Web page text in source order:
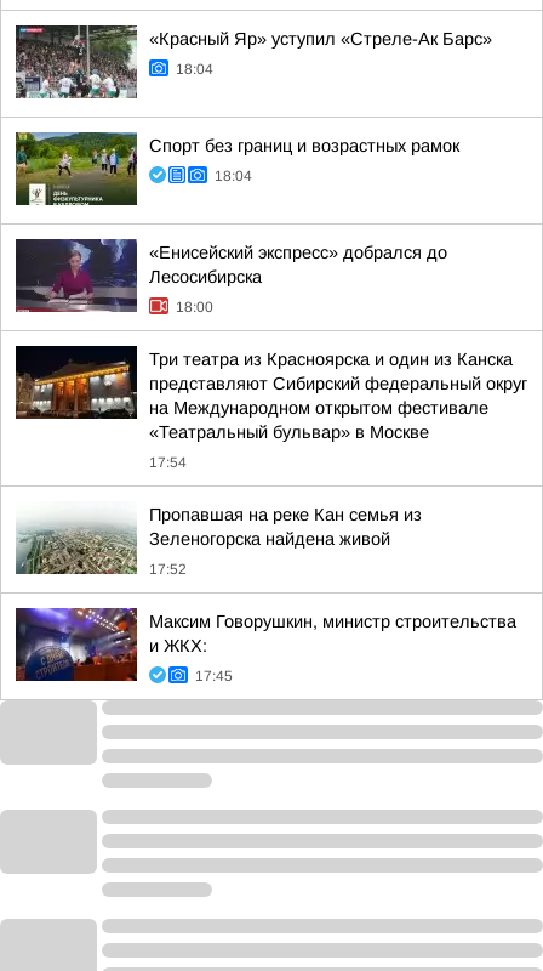
«Красный Яр» уступил «Стреле-Ак Барс»
18:04
Спорт без границ и возрастных рамок
18:04
«Енисейский экспресс» добрался до
Лесосибирска
18:00
Три театра из Красноярска и один из Канска
представляют Сибирский федеральный округ
на Международном открытом фестивале
«Театральный бульвар» в Москве
17:54
Пропавшая на реке Кан семья из
Зеленогорска найдена живой
17:52
Максим Говорушкин, министр строительства
и ЖКХ:
17:45